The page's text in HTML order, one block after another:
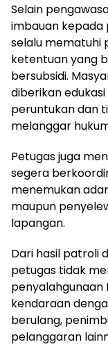
Selain
imbauan kepada
selalu mematuhi
ketentuan yang
bersubsidi.
diberikan
peruntukan dan
melanggar
Petugas juga
segera
menemukan
maupun
lapangan.
Dari hasil patroli
petugas tidak
penyalahgunaan
kendaraan
berulang,
pelanggaran